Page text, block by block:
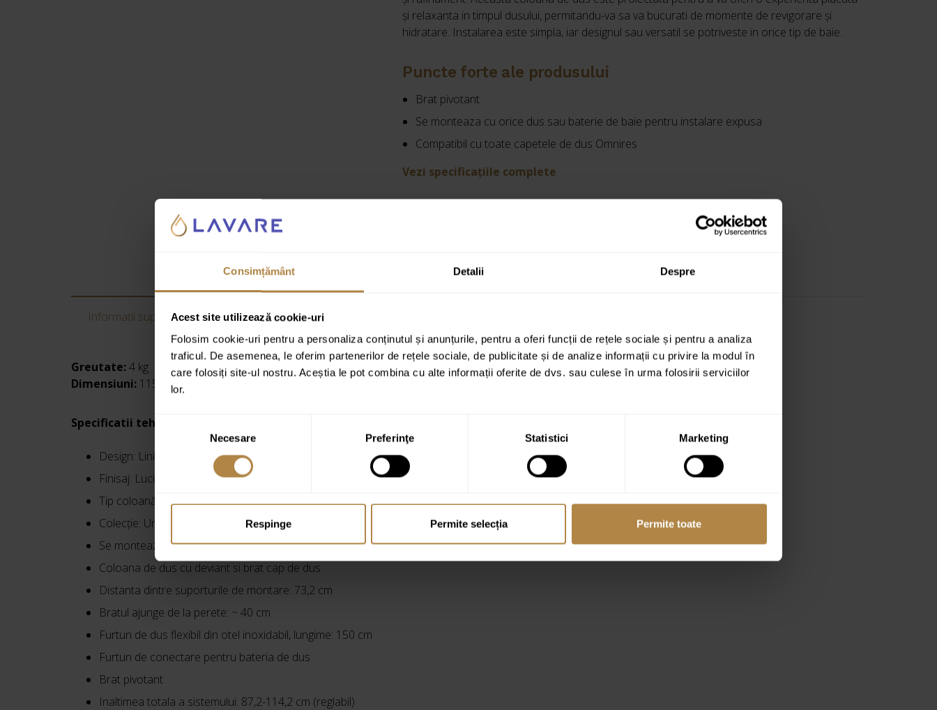
Consimțământ Detalii Despre
Acest site utilizează cookie-uri
Folosim cookie-uri pentru a personaliza conținutul și anunțurile, pentru a oferi funcții de rețele sociale și pentru a analiza
traficul. De asemenea, le oferim partenerilor de rețele sociale, de publicitate și de analize informații cu privire la modul în
care folosiți site-ul nostru. Aceștia le pot combina cu alte informații oferite de dvs. sau culese în urma folosirii serviciilor
lor.
Selecția
consimțământului
Necesare Preferinţe Statistici Marketing
Respinge Permite selecția Permite toate
și relaxanta in timpul dusului, permitandu-va sa va bucurati de momente de revigorare și
hidratare. Instalarea este simpla, iar designul sau versatil se potriveste in orice tip de baie.
Puncte forte ale produsului
Brat pivotant
Se monteaza cu orice dus sau baterie de baie pentru instalare expusa
Compatibil cu toate capetele de dus Omnires
Vezi specificațiile complete
Informații suplimentare Recenzii
Greutate:4 kg
Dimensiuni: 115 × 20 × 10 cm
Specificatii tehnice:
Design: Linii rotunjite
Finisaj: Lucios
Tip coloană:
Fara baterie
Colecție: Uni
Se monteaza cu orice dus sau baterie de baie pentru instalare expusa
Coloana de dus cu deviant si brat cap de dus
Distanta dintre suporturile de montare: 73,2 cm
Bratul ajunge de la perete: ~ 40 cm
Furtun de dus flexibil din otel inoxidabil, lungime: 150 cm
Furtun de conectare pentru bateria de dus
Brat pivotant
Inaltimea totala a sistemului: 87,2-114,2 cm (reglabil)